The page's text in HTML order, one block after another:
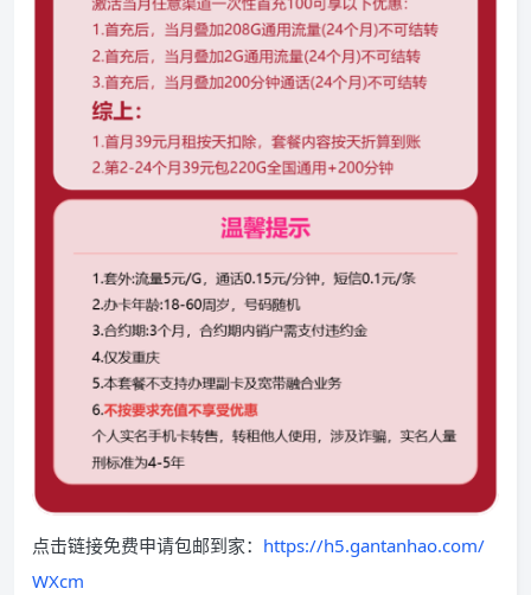
点击链接免费申请包邮到家： https://h5.gantanhao.com/
WXcm